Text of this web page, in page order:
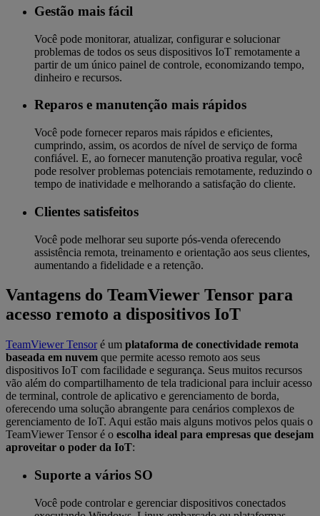
Gestão mais fácil
Você pode monitorar, atualizar, configurar e solucionar
problemas de todos os seus dispositivos IoT remotamente a
partir de um único painel de controle, economizando tempo,
dinheiro e recursos.
Reparos e manutenção mais rápidos
Você pode fornecer reparos mais rápidos e eficientes,
cumprindo, assim, os acordos de nível de serviço de forma
confiável. E, ao fornecer manutenção proativa regular, você
pode resolver problemas potenciais remotamente, reduzindo o
tempo de inatividade e melhorando a satisfação do cliente.
Clientes satisfeitos
Você pode melhorar seu suporte pós-venda oferecendo
assistência remota, treinamento e orientação aos seus clientes,
aumentando a fidelidade e a retenção.
Vantagens do TeamViewer Tensor para
acesso remoto a dispositivos IoT
TeamViewer Tensoré um plataforma de conectividade remota
baseada em nuvem que permite acesso remoto aos seus
dispositivos IoT com facilidade e segurança. Seus muitos recursos
vão além do compartilhamento de tela tradicional para incluir acesso
de terminal, controle de aplicativo e gerenciamento de borda,
oferecendo uma solução abrangente para cenários complexos de
gerenciamento de IoT. Aqui estão mais alguns motivos pelos quais o
TeamViewer Tensor é o escolha ideal para empresas que desejam
aproveitar o poder da IoT:
Suporte a vários SO
Você pode controlar e gerenciar dispositivos conectados